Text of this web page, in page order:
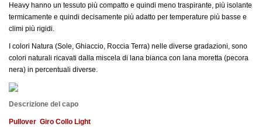
Heavy hanno un tessuto più compatto e quindi meno traspirante, più isolante
termicamente e quindi decisamente più adatto per temperature più basse e
climi più rigidi.
I colori Natura (Sole, Ghiaccio, Roccia Terra) nelle diverse gradazioni, sono
colori naturali ricavati dalla miscela di lana bianca con lana moretta (pecora
nera) in percentuali diverse.
Descrizione del capo
Pullover Giro Collo Light